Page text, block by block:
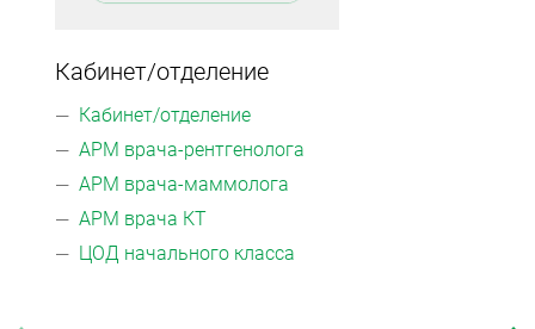
Кабинет/отделение
Кабинет/отделение
АРМ врача-рентгенолога
АРМ врача-маммолога
АРМ врача КТ
ЦОД начального класса